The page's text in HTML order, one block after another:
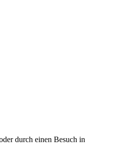
durch einen Besuch in